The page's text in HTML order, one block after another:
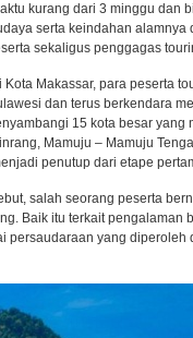
kurang dari 3 minggu dan
serta keindahan alamnya
sekaligus penggagas
Makassar, para peserta
dan terus berkendara
15 kota besar yang
Mamuju – Mamuju
penutup dari etape
salah seorang peserta
Baik itu terkait pengalaman
persaudaraan yang diperoleh